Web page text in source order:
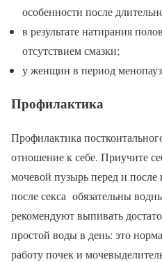
особенности после
в результате натирания
отсутствием смазки;
у женщин в период
Профилактика
Профилактика
отношение к себе. Приучите
мочевой пузырь перед и
после секса обязательны
рекомендуют выпивать
простой воды в день: это
работу почек и